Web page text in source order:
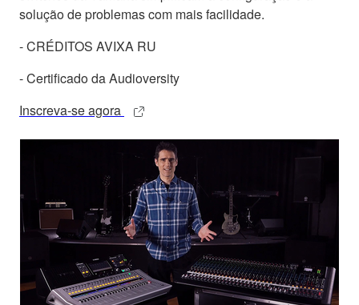
solução de problemas com mais facilidade.
- CRÉDITOS AVIXA RU
- Certificado da Audioversity
Inscreva-se agora